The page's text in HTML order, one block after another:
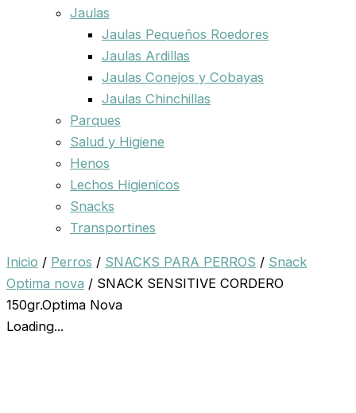
Jaulas
Jaulas Pequeños Roedores
Jaulas Ardillas
Jaulas Conejos y Cobayas
Jaulas Chinchillas
Parques
Salud y Higiene
Henos
Lechos Higienicos
Snacks
Transportines
Inicio / Perros / SNACKS PARA PERROS / Snack
Optima nova / SNACK SENSITIVE CORDERO
150gr.Optima Nova
Loading...